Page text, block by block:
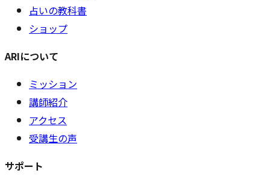
占いの教科書
ショップ
ARIについて
ミッション
講師紹介
アクセス
受講生の声
サポート